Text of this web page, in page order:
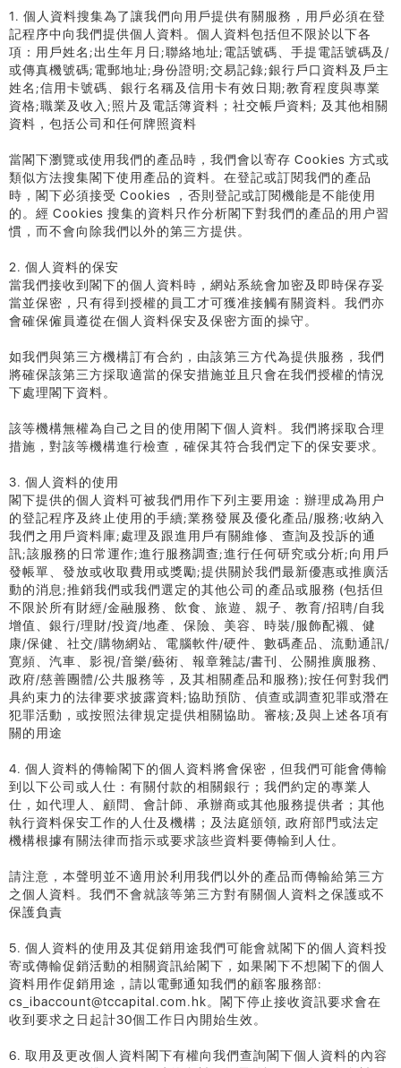
1. 個人資料搜集為了讓我們向用戶提供有關服務，用戶必須在登
記程序中向我們提供個人資料。個人資料包括但不限於以下各
項：用戶姓名;出生年月日;聯絡地址;電話號碼、手提電話號碼及/
或傳真機號碼;電郵地址;身份證明;交易記錄;銀行戶口資料及戶主
姓名;信用卡號碼、銀行名稱及信用卡有效日期;教育程度與專業
資格;職業及收入;照片及電話簿資料；社交帳戶資料; 及其他相關
資料，包括公司和任何牌照資料
當閣下瀏覽或使用我們的產品時，我們會以寄存 Cookies 方式或
類似方法搜集閣下使用產品的資料。在登記或訂閱我們的產品
時，閣下必須接受 Cookies ，否則登記或訂閱機能是不能使用
的。經 Cookies 搜集的資料只作分析閣下對我們的產品的用户習
慣，而不會向除我們以外的第三方提供。
2. 個人資料的保安
當我們接收到閣下的個人資料時，網站系統會加密及即時保存妥
當並保密，只有得到授權的員工才可獲准接觸有關資料。我們亦
會確保僱員遵從在個人資料保安及保密方面的操守。
如我們與第三方機構訂有合約，由該第三方代為提供服務，我們
將確保該第三方採取適當的保安措施並且只會在我們授權的情況
下處理閣下資料。
該等機構無權為自己之目的使用閣下個人資料。我們將採取合理
措施，對該等機構進行檢查，確保其符合我們定下的保安要求。
3. 個人資料的使用
閣下提供的個人資料可被我們用作下列主要用途：辦理成為用户
的登記程序及終止使用的手續;業務發展及優化產品/服務;收納入
我們之用戶資料庫;處理及跟進用戶有關維修、查詢及投訴的通
訊;該服務的日常運作;進行服務調查;進行任何研究或分析;向用戶
發帳單、發放或收取費用或獎勵;提供關於我們最新優惠或推廣活
動的消息;推銷我們或我們選定的其他公司的產品或服務 (包括但
不限於所有財經/金融服務、飲食、旅遊、親子、教育/招聘/自我
增值、銀行/理財/投資/地產、保險、美容、時裝/服飾配襯、健
康/保健、社交/購物網站、電腦軟件/硬件、數碼產品、流動通訊/
寛頻、汽車、影視/音樂/藝術、報章雜誌/書刊、公關推廣服務、
政府/慈善團體/公共服務等，及其相關產品和服務);按任何對我們
具約束力的法律要求披露資料;協助預防、偵查或調查犯罪或潛在
犯罪活動，或按照法律規定提供相關協助。審核;及與上述各項有
關的用途
4. 個人資料的傳輸閣下的個人資料將會保密，但我們可能會傳輸
到以下公司或人仕：有關付款的相關銀行；我們約定的專業人
仕，如代理人、顧問、會計師、承辦商或其他服務提供者；其他
執行資料保安工作的人仕及機構；及法庭頒領, 政府部門或法定
機構根據有關法律而指示或要求該些資料要傳輸到人仕。
請注意，本聲明並不適用於利用我們以外的產品而傳輸給第三方
之個人資料。我們不會就該等第三方對有關個人資料之保護或不
保護負責
5. 個人資料的使用及其促銷用途我們可能會就閣下的個人資料投
寄或傳輸促銷活動的相關資訊給閣下，如果閣下不想閣下的個人
資料用作促銷用途，請以電郵通知我們的顧客服務部:
cs_ibaccount@tccapital.com.hk。閣下停止接收資訊要求會在
收到要求之日起計30個工作日內開始生效。
6. 取用及更改個人資料閣下有權向我們查詢閣下個人資料的內容